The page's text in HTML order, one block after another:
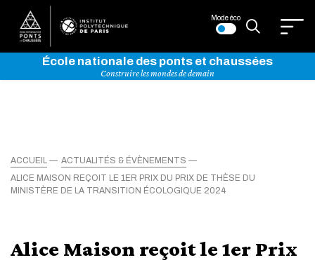
Mode éco
École nationale des ponts et chaussées
Construire les mondes de demain
ACCUEIL
ACTUALITÉS & ÉVÈNEMENTS
ALICE MAISON REÇOIT LE 1ER PRIX DU PRIX DE THÈSE DU
MINISTÈRE DE LA TRANSITION ÉCOLOGIQUE 2024
Alice Maison reçoit le 1er Prix